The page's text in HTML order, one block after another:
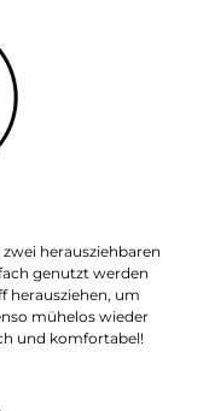
herausziehbaren
genutzt werden
herausziehen, um
mühelos wieder
und komfortabel!